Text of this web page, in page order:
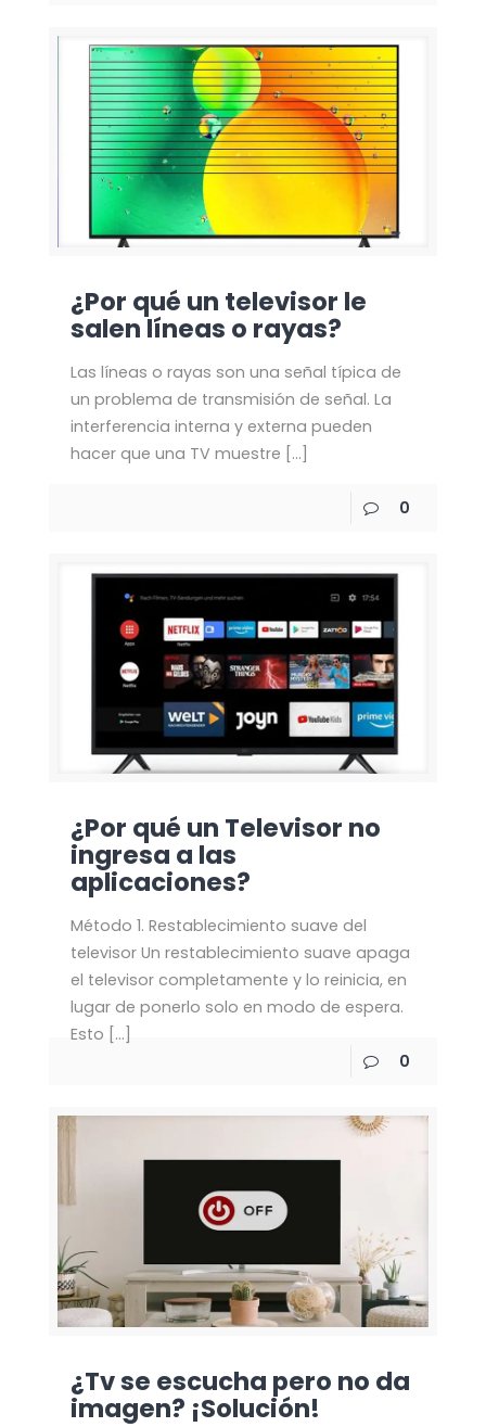
¿Por qué un televisor le
salen líneas o rayas?
Las líneas o rayas son una señal típica de
un problema de transmisión de señal. La
interferencia interna y externa pueden
hacer que una TV muestre […]
0
¿Por qué un Televisor no
ingresa a las
aplicaciones?
Método 1. Restablecimiento suave del
televisor Un restablecimiento suave apaga
el televisor completamente y lo reinicia, en
lugar de ponerlo solo en modo de espera.
Esto […]
0
¿Tv se escucha pero no da
imagen? ¡Solución!